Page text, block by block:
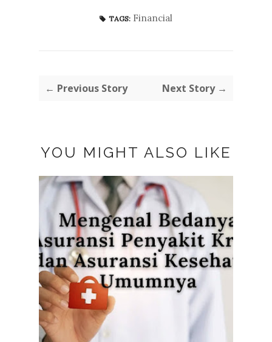
TAGS: Financial
← Previous Story Next Story →
YOU MIGHT ALSO LIKE